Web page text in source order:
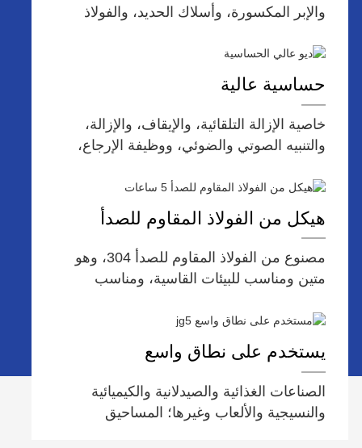
والإبر المكسورة، وأسلاك الحديد، والفولاذ
حساسية عالية
خاصية الإزالة التلقائية، والإيقاف، والإزالة،
والتنبيه الصوتي والضوئي، ووظيفة الإرجاع،
هيكل من الفولاذ المقاوم للصدأ
مصنوع من الفولاذ المقاوم للصدأ 304، وهو
متين ومناسب للبيئات القاسية، ومناسب
يستخدم على نطاق واسع
الصناعات الغذائية والصيدلانية والكيميائية
والنسيجية والألعاب وغيرها؛ المساحيق